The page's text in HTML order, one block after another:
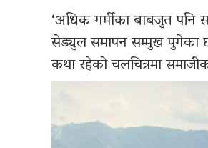
‘अधिक गर्मीका बाबजुत पनि
सेड्युल समापन सम्मुख पुगेका
कथा रहेको चलचित्रमा